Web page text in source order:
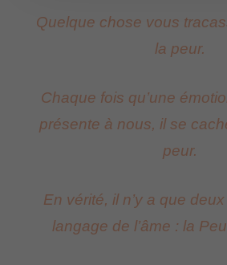
Quelque chose vous
la peur.
Chaque fois qu’une
présente à nous, il se
peur.
En vérité, il n’y a que
langage de l’âme : la